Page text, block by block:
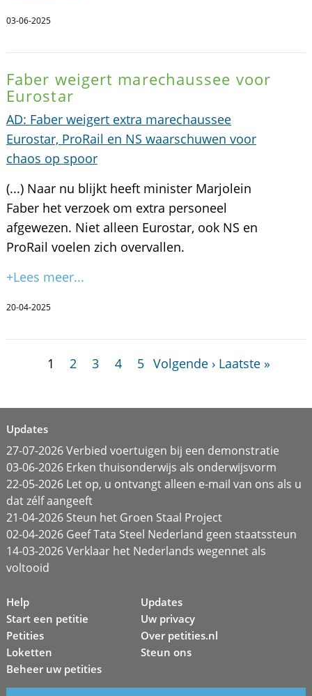
03-06-2025
Faber weigert marechaussee voor
Eurostar
AD: Faber weigert extra marechaussee
Eurostar, ProRail en NS waarschuwen voor
chaos op spoor
(...) Naar nu blijkt heeft minister Marjolein
Faber het verzoek om extra personeel
afgewezen. Niet alleen Eurostar, ook NS en
ProRail voelen zich overvallen.
+Lees meer...
20-04-2025
1 2 3 4 5 Volgende › Laatste »
Updates
27-07-2026 Verbied voertuigen bij een demonstratie
03-06-2026 Erken thuisonderwijs als onderwijsvorm
22-05-2026 Let op, u ontvangt alleen e-mail van ons als u
dat zélf aangeeft
21-04-2026 Steun het Groen Staal Project
02-04-2026 Geef Tata Steel Nederland geen staatssteun
14-03-2026 Verklaar het Nederlands wegennet als
voltooid
Help
Start een petitie
Petities
Loketten
Beheer uw petities
Updates
Uw privacy
Over petities.nl
Steun ons